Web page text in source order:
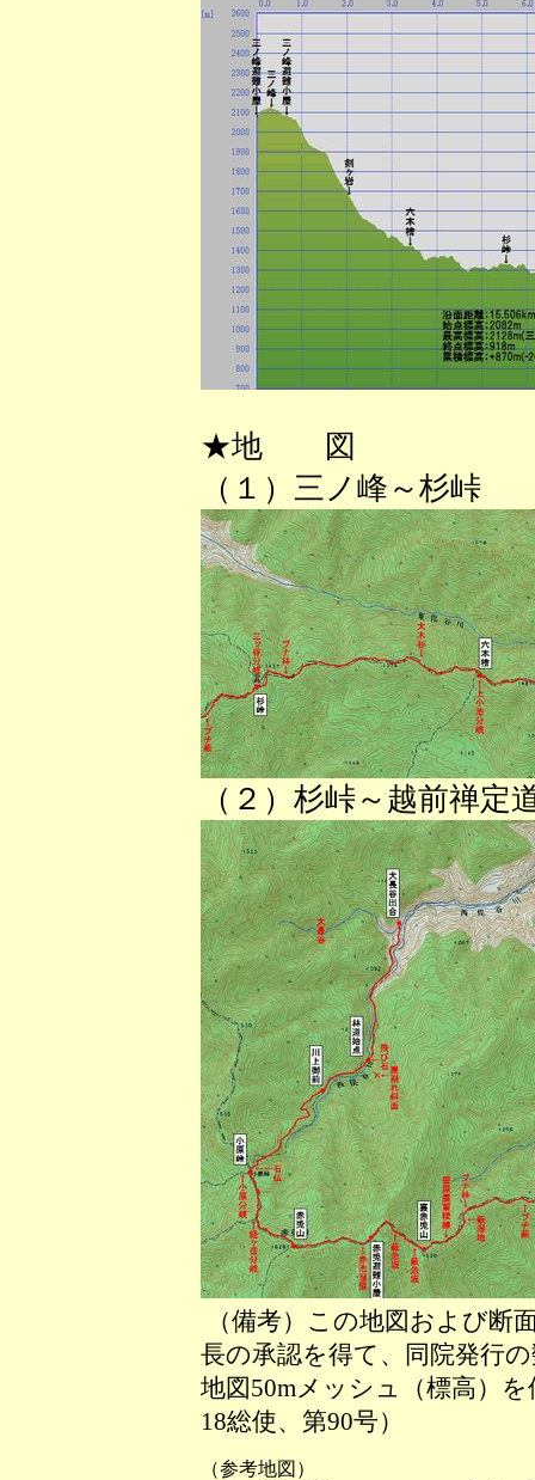
★地 図
（１）三ノ峰～杉峠
（２）杉峠～越前禅定
（備考）この地図および断
長の承認を得て、同院発行
地図50mメッシュ（標高）
18総使、第90号）
（参考地図）